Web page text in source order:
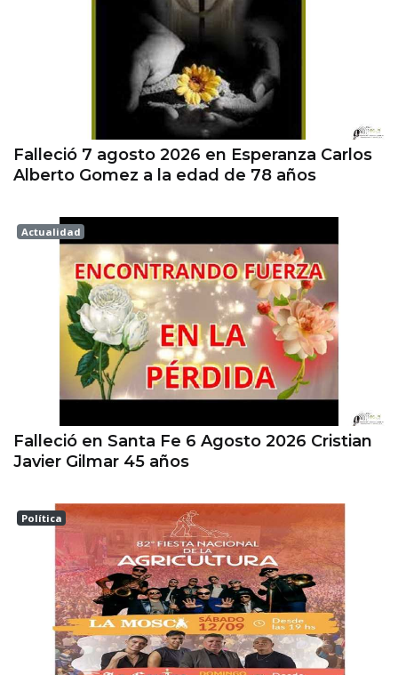
Falleció 7 agosto 2026 en Esperanza Carlos
Alberto Gomez a la edad de 78 años
Actualidad
Esperanza
Falleció en Santa Fe 6 Agosto 2026 Cristian
Javier Gilmar 45 años
Política
ESPERANZA